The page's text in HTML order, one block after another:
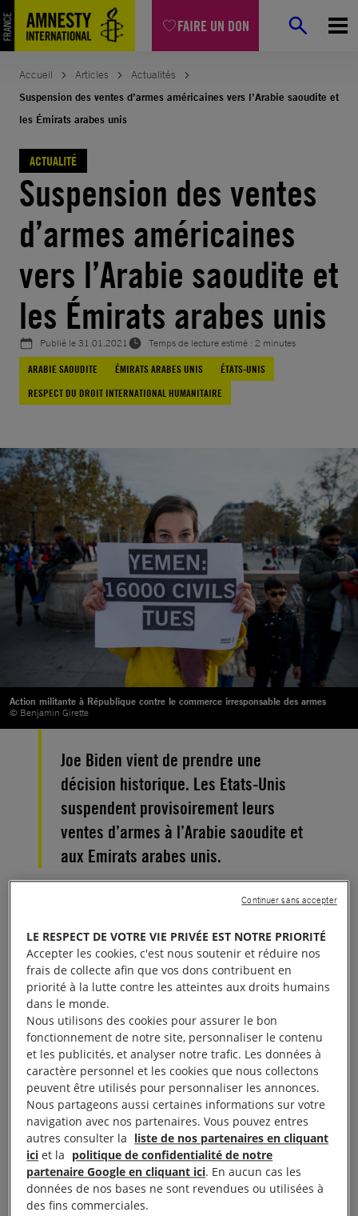
FAIRE UN DON
Aller
au
contenu
Accueil Articles
Actualités
Suspension des ventes d’armes américaines vers l’Arabie saoudite et
les Émirats arabes unis
ACTUALITÉ
Suspension des ventes
d’armes américaines
vers l’Arabie saoudite et
les Émirats arabes unis
Publié le31.01.2021
Temps de lecture estimé : 2 minutes
ARABIE SAOUDITE
ÉMIRATS ARABES UNIS
ÉTATS-UNIS
RESPECT DU DROIT INTERNATIONAL HUMANITAIRE
Action militante à République contre le commerce irresponsable des armes
© Benjamin Girette
Joe Biden vient de prendre une
décision historique. Les Etats-Unis
suspendent provisoirement leurs
ventes d’armes à l’Arabie saoudite et
aux Emirats arabes unis.
La décision du président Joe Biden de geler les
desÉmirats arabes unis représente une pause
bienvenue dans un chapitre honteux de l’histoire.
Après presque six ans deconflit au Yémen ,
alimenté par des transferts d’armes irresponsables,
14 millions de Yéménites ont désespérément
besoin d’aide humanitaire.
Cette décision est un exemple à suivre pour les pays
européens qui continuent d’alimenter le conflit au
Yémen, notamment leRoyaume-Uniet laFrance.
À lire aussi :
Ventes d’armes : la France à nouveau pointée
du doigt au Yémen
LE RESPECT DE VOTRE VIE PRIVÉE EST NOTRE PRIORITÉ
Accepter les cookies, c'est nous soutenir et réduire nos
frais de collecte afin que vos dons contribuent en
priorité à la lutte contre les atteintes aux droits humains
dans le monde.
Nous utilisons des cookies pour assurer le bon
fonctionnement de notre site, personnaliser le contenu
et les publicités, et analyser notre trafic. Les données à
caractère personnel et les cookies que nous collectons
peuvent être utilisés pour personnaliser les annonces.
Nous partageons aussi certaines informations sur votre
navigation avec nos partenaires. Vous pouvez entres
autres consulter la liste de nos partenaires en cliquant
ici et la politique de confidentialité de notre
partenaire Google en cliquant ici. En aucun cas les
données de nos bases ne sont revendues ou utilisées à
des fins commerciales.
Continuer sans accepter